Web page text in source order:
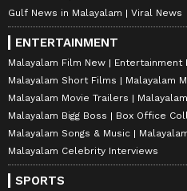
Gulf News in Malayalam
Viral News
ENTERTAINMENT
Malayalam Film New
Entertainment
Malayalam Short Films
Malayalam
Malayalam Movie Trailers
Malayalam Bigg Boss
Box Office
Malayalam Songs & Music
Malayalam Celebrity Interviews
SPORTS